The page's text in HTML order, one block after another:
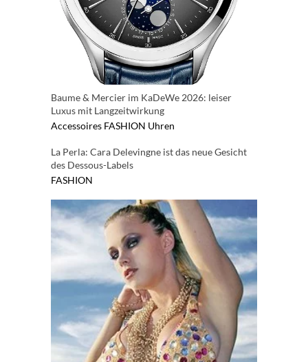
Baume & Mercier im KaDeWe 2026: leiser
Luxus mit Langzeitwirkung
Accessoires FASHION Uhren
La Perla: Cara Delevingne ist das neue Gesicht
des Dessous-Labels
FASHION